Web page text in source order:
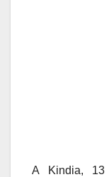
A Kindia,